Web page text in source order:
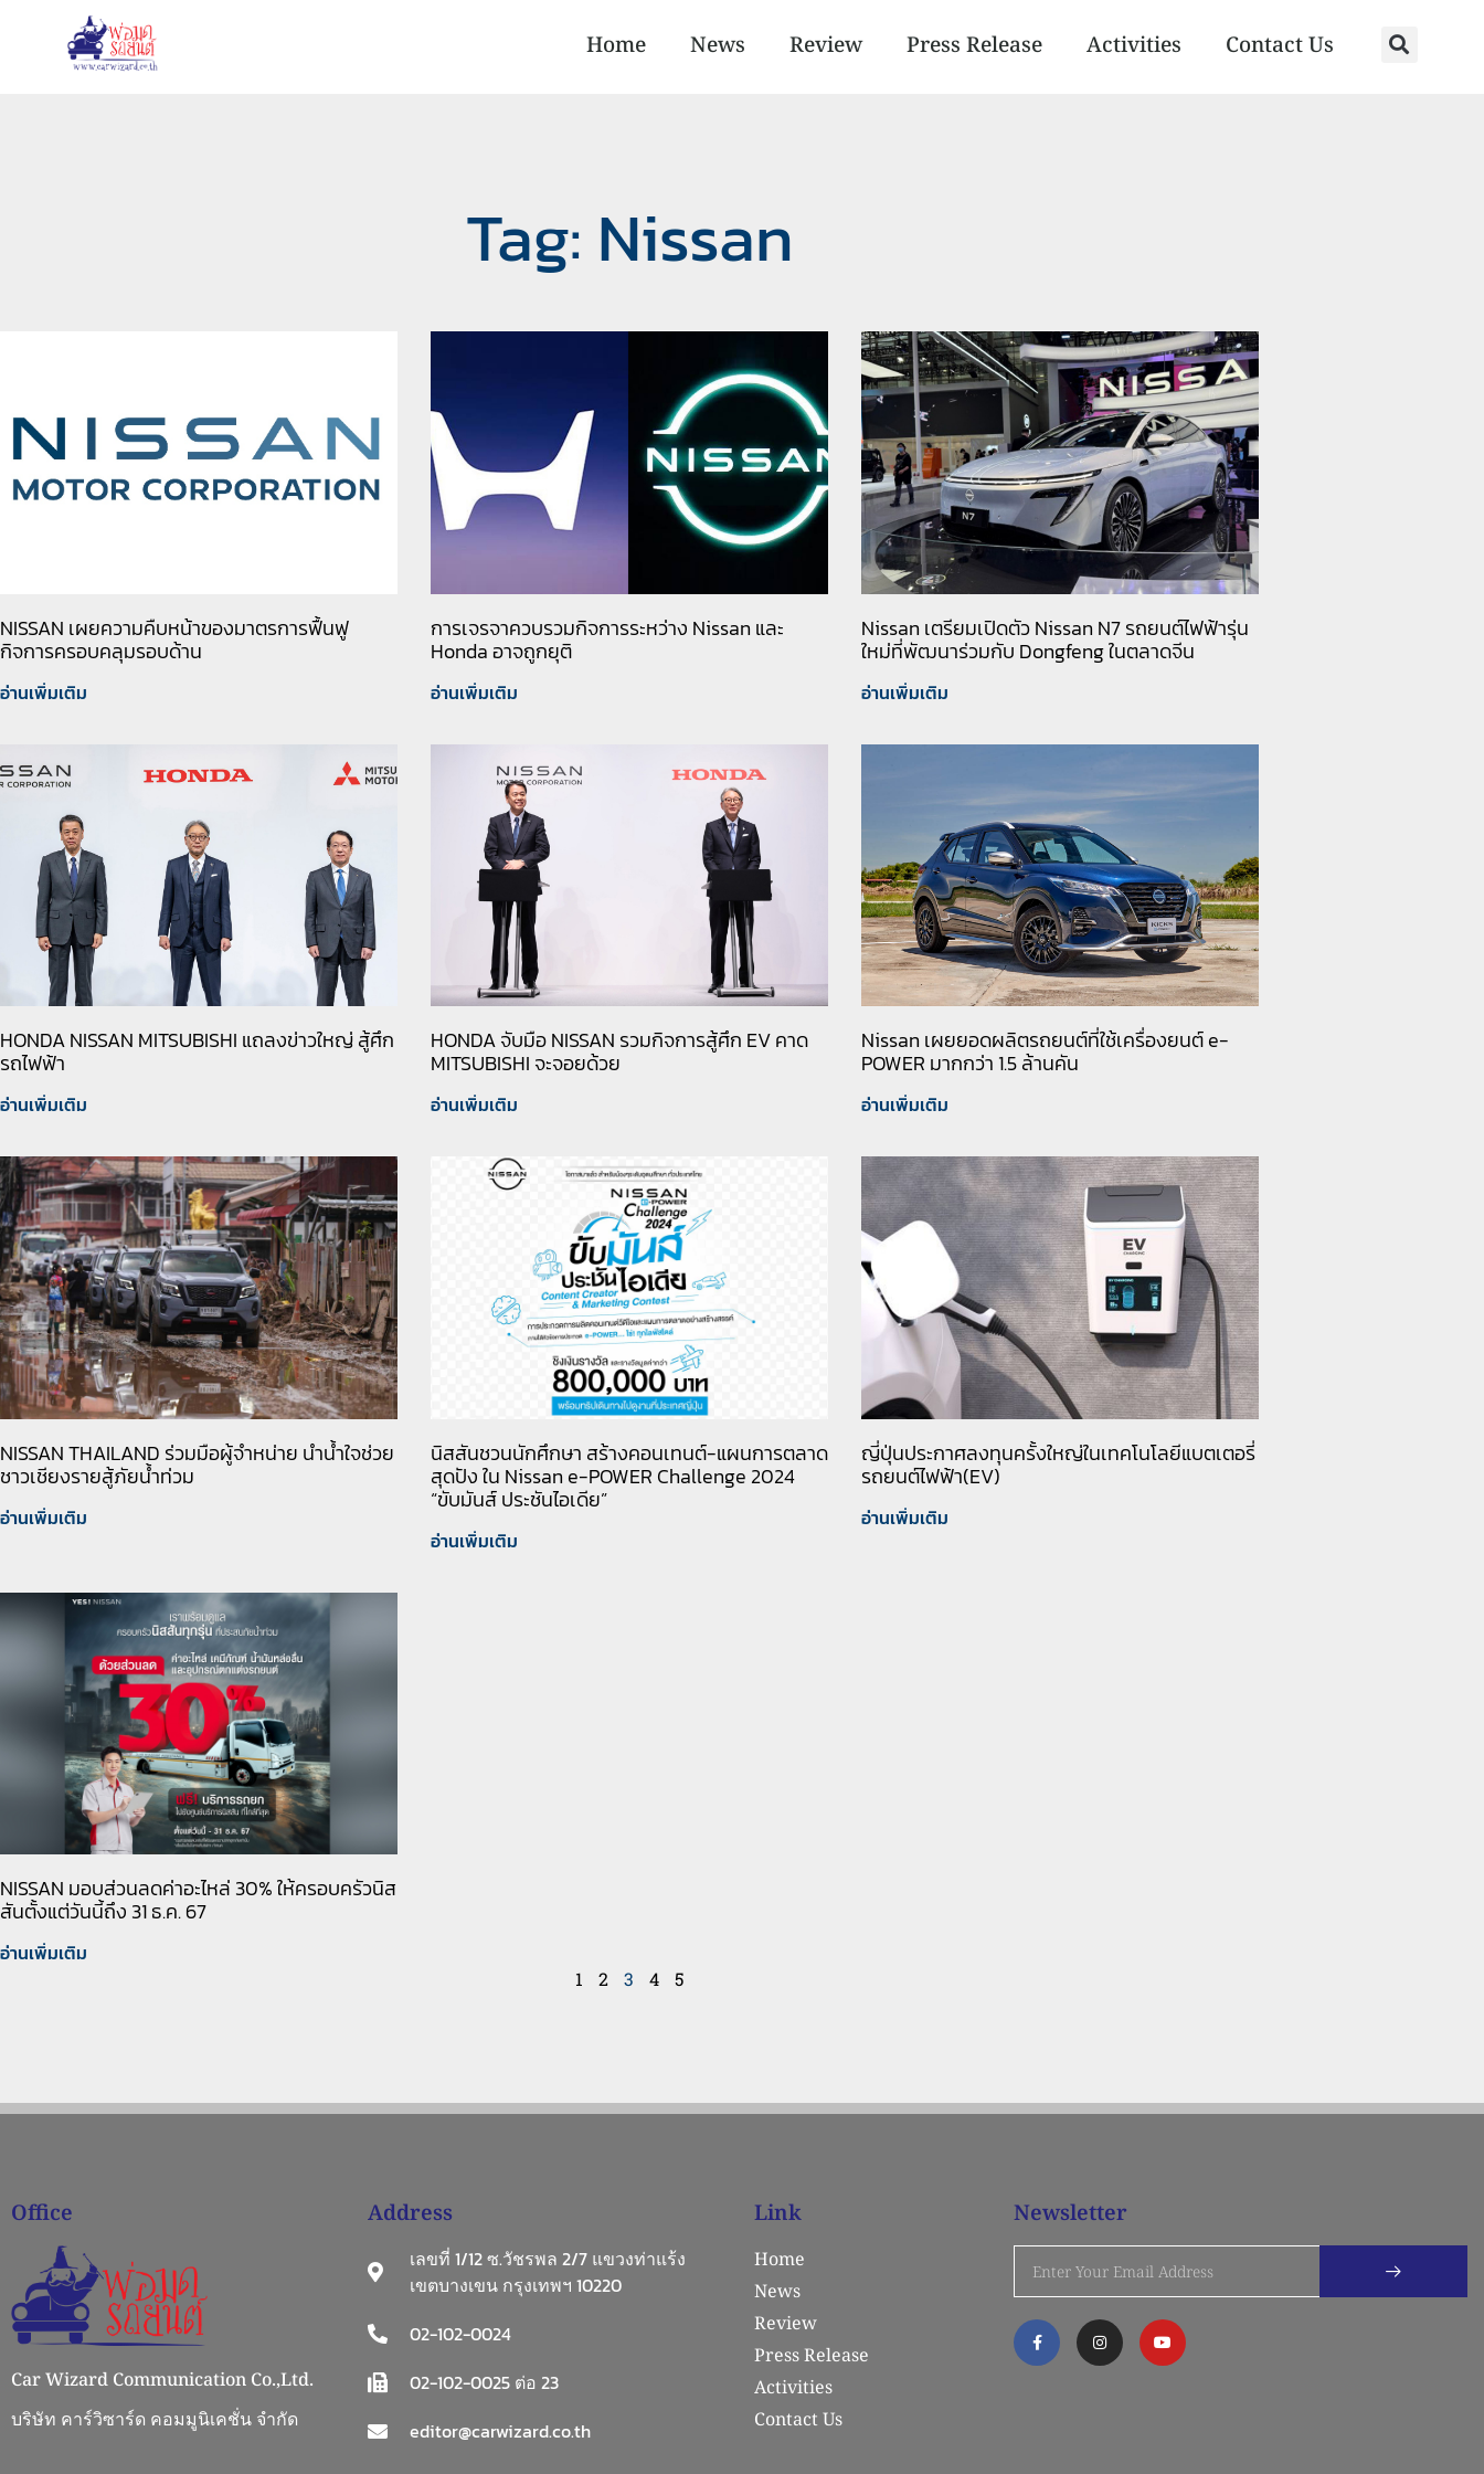
Home News Review Press Release Activities Contact Us
Tag: Nissan
NISSAN เผยความคืบหน้าของมาตรการฟื้นฟู
กิจการครอบคลุมรอบด้าน
อ่านเพิ่มเติม
การเจรจาควบรวมกิจการระหว่าง Nissan และ
Honda อาจถูกยุติ
อ่านเพิ่มเติม
Nissan เตรียมเปิดตัว Nissan N7 รถยนต์ไฟฟ้ารุ่น
ใหม่ที่พัฒนาร่วมกับ Dongfeng ในตลาดจีน
อ่านเพิ่มเติม
HONDA NISSAN MITSUBISHI แถลงข่าวใหญ่ สู้ศึก
รถไฟฟ้า
อ่านเพิ่มเติม
HONDA จับมือ NISSAN รวมกิจการสู้ศึก EV คาด
MITSUBISHI จะจอยด้วย
อ่านเพิ่มเติม
Nissan เผยยอดผลิตรถยนต์ที่ใช้เครื่องยนต์ e-
POWER มากกว่า 1.5 ล้านคัน
อ่านเพิ่มเติม
NISSAN THAILAND ร่วมมือผู้จำหน่าย นำน้ำใจช่วย
ชาวเชียงรายสู้ภัยน้ำท่วม
อ่านเพิ่มเติม
นิสสันชวนนักศึกษา สร้างคอนเทนต์-แผนการตลาด
สุดปัง ใน Nissan e-POWER Challenge 2024
“ขับมันส์ ประชันไอเดีย”
อ่านเพิ่มเติม
ญี่ปุ่นประกาศลงทุนครั้งใหญ่ในเทคโนโลยีแบตเตอรี่
รถยนต์ไฟฟ้า(EV)
อ่านเพิ่มเติม
NISSAN มอบส่วนลดค่าอะไหล่ 30% ให้ครอบครัวนิส
สันตั้งแต่วันนี้ถึง 31 ธ.ค. 67
อ่านเพิ่มเติม
1 2 3 4 5
Office
Car Wizard Communication Co.,Ltd.
บริษัท คาร์วิซาร์ด คอมมูนิเคชั่น จำกัด
Address
เลขที่ 1/12 ซ.วัชรพล 2/7 แขวงท่าแร้ง
เขตบางเขน กรุงเทพฯ 10220
02-102-0024
02-102-0025 ต่อ 23
editor@carwizard.co.th
Link
Home
News
Review
Press Release
Activities
Contact Us
Newsletter